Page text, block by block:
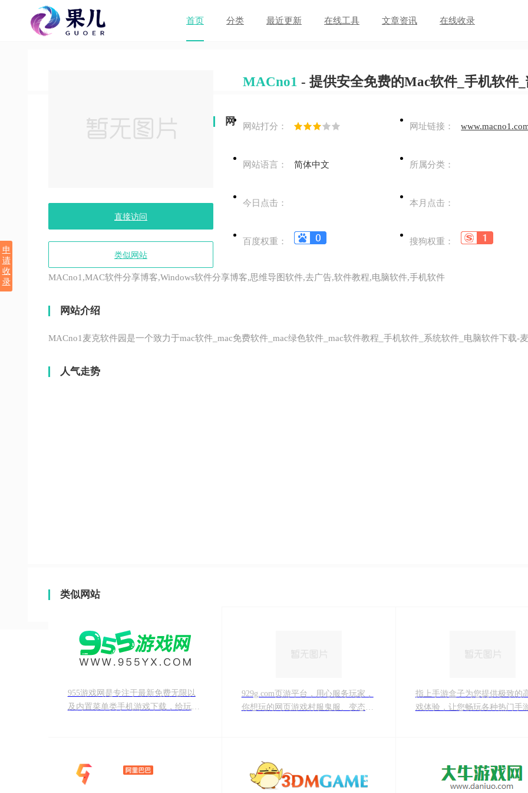
申
请
收
录
首页 分类 最近更新 在线工具 文章资讯 在线收录
直接访问
类似网站
MACno1 - 提供安全免费的Mac软件_手机软件_部
网站打分： 网址链接：
网站语言： 简体中文 所属分类：
今日点击： 本月点击：
百度权重： 搜狗权重：
网
MACno1,MAC软件分享博客,Windows软件分享博客,思维导图软件,去广告,软件教程,电脑软件,手机软件
网站介绍
MACno1麦克软件园是一个致力于mac软件_mac免费软件_mac绿色软件_mac软件教程_手机软件_系统软件_电脑软件下载-
人气走势
类似网站
955游戏网是专注于最新免费无限以
及内置菜单类手机游戏下载，给玩家
也为玩家提供了应用上的扩展。
929g.com页游平台，用心服务玩家，
你想玩的网页游戏村服鬼服、变态网
指上手游盒子为您提供极致的
戏体验，让您畅玩各种热门手